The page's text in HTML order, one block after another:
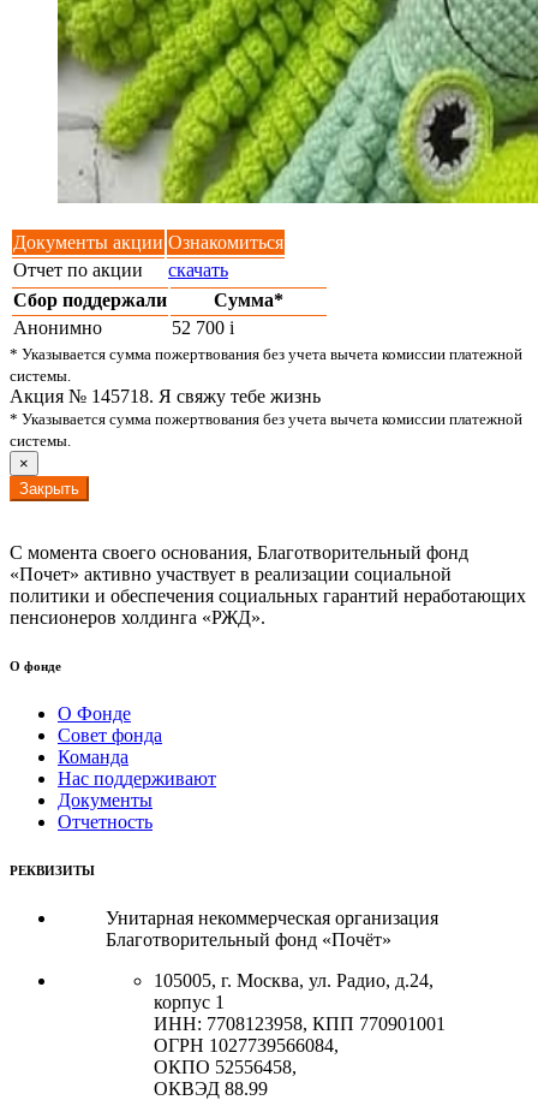
Документы акции Ознакомиться
Отчет по акции
скачать
Сбор поддержали
Сумма*
Анонимно
52 700 i
* Указывается сумма пожертвования без учета вычета комиссии платежной
системы.
Акция № 145718. Я свяжу тебе жизнь
* Указывается сумма пожертвования без учета вычета комиссии платежной
системы.
×
Закрыть
С момента своего основания, Благотворительный фонд
«Почет» активно участвует в реализации социальной
политики и обеспечения социальных гарантий неработающих
пенсионеров холдинга «РЖД».
О фонде
О Фонде
Совет фонда
Команда
Нас поддерживают
Документы
Отчетность
РЕКВИЗИТЫ
Унитарная некоммерческая организация
Благотворительный фонд «Почёт»
105005, г. Москва, ул. Радио, д.24,
корпус 1
ИНН: 7708123958, КПП 770901001
ОГРН 1027739566084,
ОКПО 52556458,
ОКВЭД 88.99